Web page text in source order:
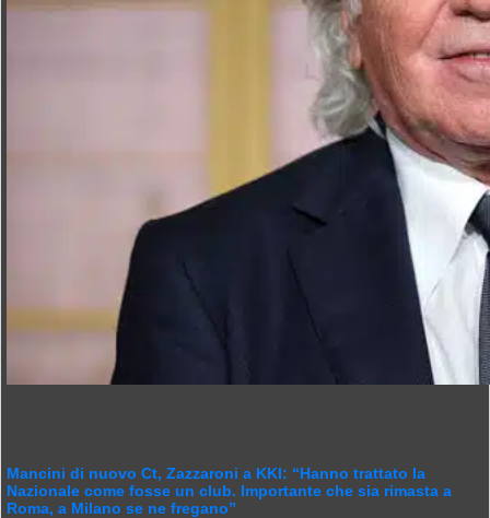
Mancini di nuovo Ct, Zazzaroni a KKI: “Hanno trattato la
Nazionale come fosse un club. Importante che sia rimasta a
Roma, a Milano se ne fregano”